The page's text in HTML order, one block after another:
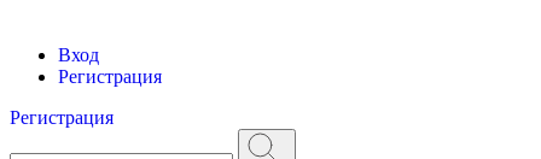
Вход
Регистрация
Регистрация